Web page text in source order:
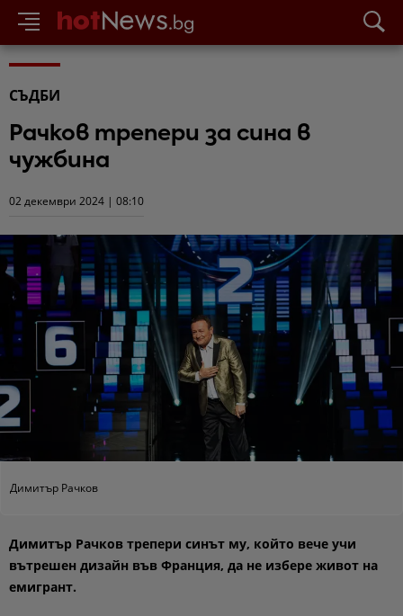
СЪДБИ
Рачков трепери за сина в
чужбина
02 декември 2024 | 08:10
Димитър Рачков
Димитър Рачков трепери синът му, който вече учи
вътрешен дизайн във Франция, да не избере живот на
емигрант.